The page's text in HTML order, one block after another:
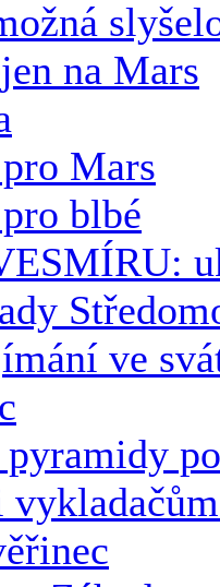
na Mars
Mars
blbé
ve
pyramidy